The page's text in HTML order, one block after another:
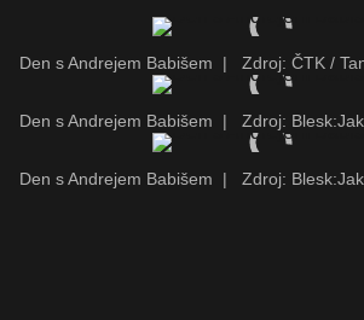
Den s Andrejem Babišem | Zdroj: ČTK /
Den s Andrejem Babišem | Zdroj:
Den s Andrejem Babišem | Zdroj: